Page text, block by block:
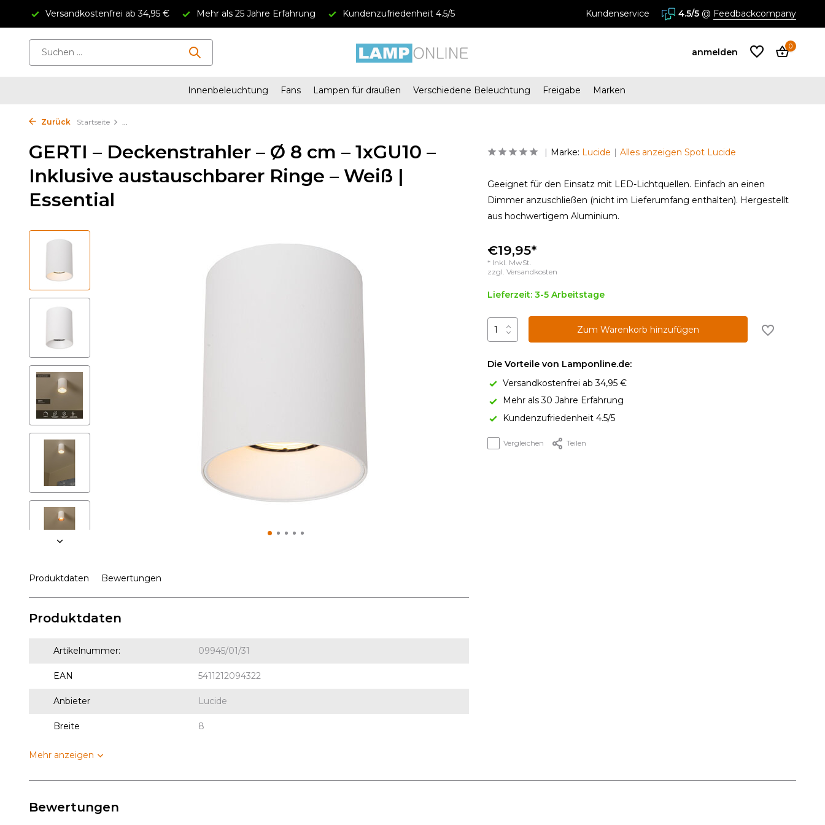
Versandkostenfrei ab 34,95 € Mehr als 25 Jahre Erfahrung Kundenzufriedenheit 4.5/5 Kundenservice 4.5/5 @ Feedbackcompany
anmelden
Benutzerkonto
0
Innenbeleuchtung Fans Lampen für draußen Verschiedene Beleuchtung Freigabe Marken
Zurück Startseite ...
GERTI – Deckenstrahler – Ø 8 cm – 1xGU10 –
Inklusive austauschbarer Ringe – Weiß |
Essential
Produktdaten Bewertungen
Produktdaten
Artikelnummer: 09945/01/31
EAN 5411212094322
Anbieter Lucide
Breite 8
Mehr anzeigen
Marke: Lucide Alles anzeigen Spot Lucide
Geeignet für den Einsatz mit LED-Lichtquellen. Einfach an einen
Dimmer anzuschließen (nicht im Lieferumfang enthalten). Hergestellt
aus hochwertigem Aluminium.
€19,95*
* Inkl. MwSt.
zzgl. Versandkosten
Lieferzeit: 3-5 Arbeitstage
Zum Warenkorb hinzufügen
Die Vorteile von Lamponline.de:
Versandkostenfrei ab 34,95 €
Mehr als 30 Jahre Erfahrung
Kundenzufriedenheit 4.5/5
Vergleichen Teilen
Bewertungen